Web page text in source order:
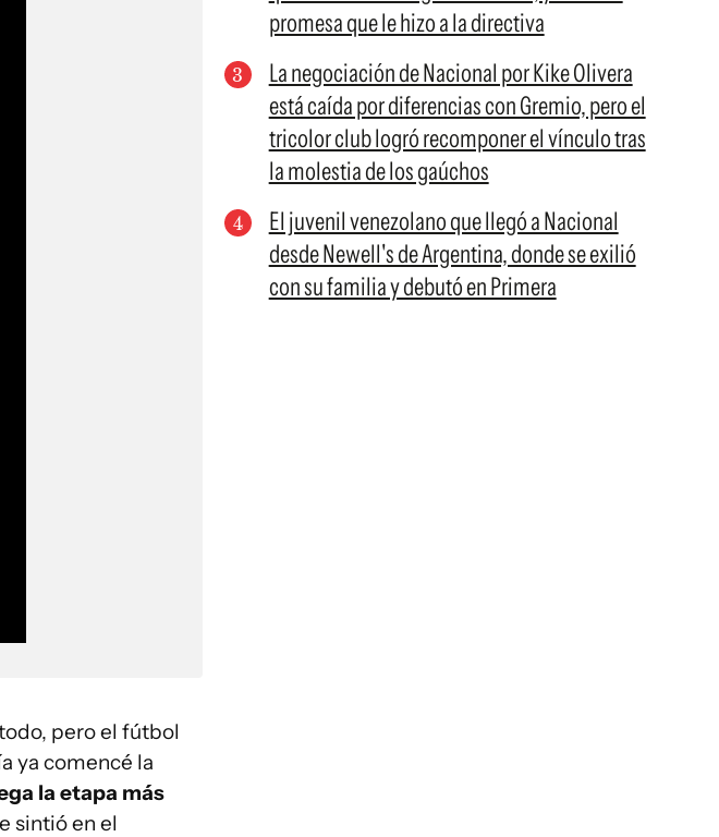
pero el fútbol
ya comencé la
la etapa más
sintió en el
promesa que le hizo a la directiva
La negociación de Nacional por Kike Olivera
está caída por diferencias con Gremio, pero el
tricolor club logró recomponer el vínculo tras
la molestia de los gaúchos
El juvenil venezolano que llegó a Nacional
desde Newell's de Argentina, donde se exilió
con su familia y debutó en Primera